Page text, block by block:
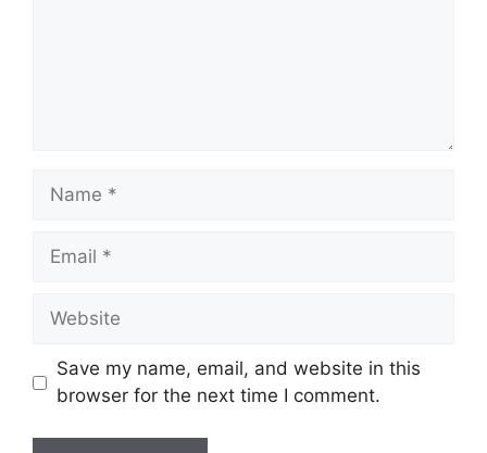
Save my name, email, and website in this
browser for the next time I comment.